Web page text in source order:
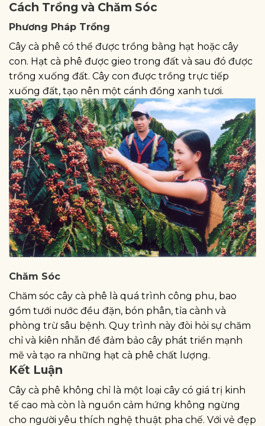
Cách Trồng và Chăm Sóc
Phương Pháp Trồng
Cây cà phê có thể được trồng bằng hạt hoặc cây
con. Hạt cà phê được gieo trong đất và sau đó được
trồng xuống đất. Cây con được trồng trực tiếp
xuống đất, tạo nên một cánh đồng xanh tươi.
Chăm Sóc
Chăm sóc cây cà phê là quá trình công phu, bao
gồm tưới nước đều đặn, bón phân, tỉa cành và
phòng trừ sâu bệnh. Quy trình này đòi hỏi sự chăm
chỉ và kiên nhẫn để đảm bảo cây phát triển mạnh
mẽ và tạo ra những hạt cà phê chất lượng.
Kết Luận
Cây cà phê không chỉ là một loại cây có giá trị kinh
tế cao mà còn là nguồn cảm hứng không ngừng
cho người yêu thích nghệ thuật pha chế. Với vẻ đẹp